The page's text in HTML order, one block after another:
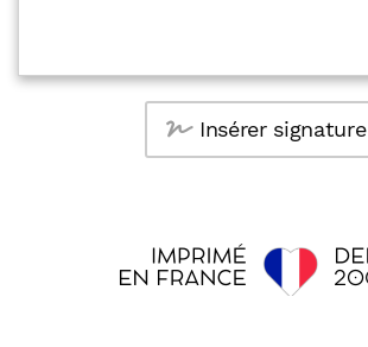
Insérer signature